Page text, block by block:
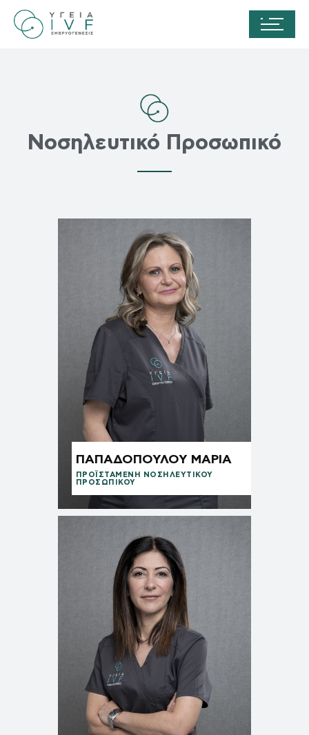
Νοσηλευτικό Προσωπικό
ΠΑΠΑΔΟΠΟΥΛΟΥ ΜΑΡΙΑ
ΠΡΟΪΣΤΑΜΈΝΗ ΝΟΣΗΛΕΥΤΙΚΟΎ
ΠΡΟΣΩΠΙΚΟΎ